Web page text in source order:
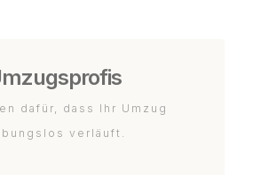
dafür, dass Ihr Umzug
verläuft.